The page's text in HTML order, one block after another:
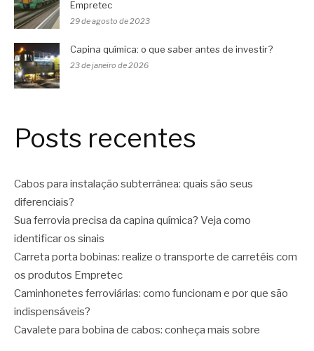
Empretec
29 de agosto de 2023
Capina química: o que saber antes de investir?
23 de janeiro de 2026
Posts recentes
Cabos para instalação subterrânea: quais são seus
diferenciais?
Sua ferrovia precisa da capina química? Veja como
identificar os sinais
Carreta porta bobinas: realize o transporte de carretéis com
os produtos Empretec
Caminhonetes ferroviárias: como funcionam e por que são
indispensáveis?
Cavalete para bobina de cabos: conheça mais sobre